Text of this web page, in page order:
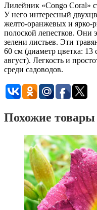
Лилейник «Congo Coral»
У него интересный
желто-оранжевых и ярко-
полоской лепестков. Они
зелени листьев. Эти
60 см (диаметр цветка:
август). Легкость и
среди садоводов.
Похожие товары